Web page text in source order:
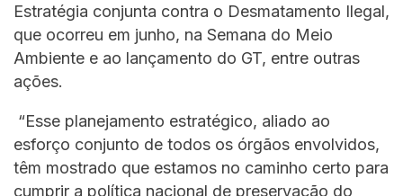
Estratégia conjunta contra o Desmatamento Ilegal,
que ocorreu em junho, na Semana do Meio
Ambiente e ao lançamento do GT, entre outras
ações.
“Esse planejamento estratégico, aliado ao
esforço conjunto de todos os órgãos envolvidos,
têm mostrado que estamos no caminho certo para
cumprir a política nacional de preservação do